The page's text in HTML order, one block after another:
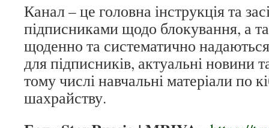
Канал – це головна інструкція та
підписниками щодо блокування, а
щоденно та систематично
для підписників, актуальні новини
тому числі навчальні матеріали по
шахрайству.